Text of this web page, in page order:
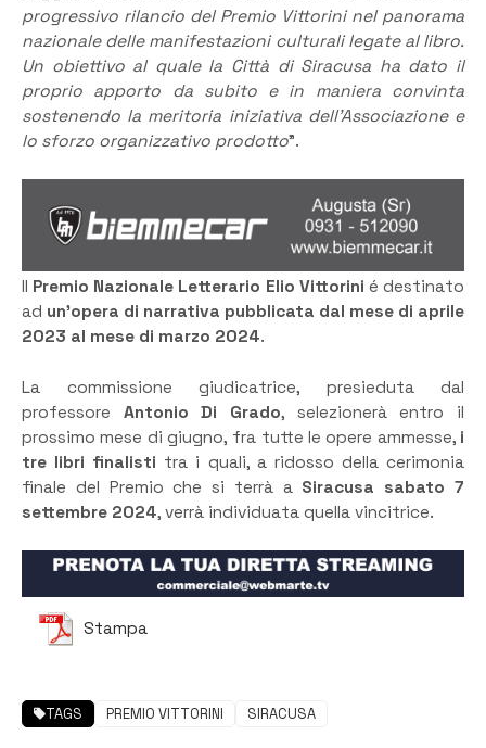
progressivo rilancio del Premio Vittorini nel panorama
nazionale delle manifestazioni culturali legate al libro.
Un obiettivo al quale la Città di Siracusa ha dato il
proprio apporto da subito e in maniera convinta
sostenendo la meritoria iniziativa dell’Associazione e
lo sforzo organizzativo prodotto”.
Il Premio Nazionale Letterario Elio Vittorini é destinato
ad un’opera di narrativa pubblicata dal mese di aprile
2023 al mese di marzo 2024.
La commissione giudicatrice, presieduta dal
professore Antonio Di Grado, selezionerà entro il
prossimo mese di giugno, fra tutte le opere ammesse, i
tre libri finalisti tra i quali, a ridosso della cerimonia
finale del Premio che si terrà a Siracusa sabato 7
settembre 2024, verrà individuata quella vincitrice.
Stampa
TAGS PREMIO VITTORINI SIRACUSA